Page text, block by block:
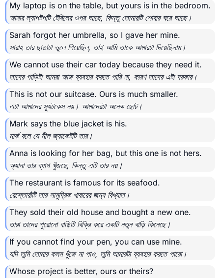
My laptop is on the table, but yours is in the bedroom.
আমার ল্যাপটপটি টেবিলের ওপর আছে, কিন্তু তোমারটি শোবার ঘরে আছে।
Sarah forgot her umbrella, so I gave her mine.
সারাহ তার ছাতাটা ভুলে গিয়েছিল, তাই আমি তাকে আমারটা দিয়েছিলাম।
We cannot use their car today because they need it.
তাদের গাড়িটা আমরা আজ ব্যবহার করতে পারি না, কারণ তাদের এটা দরকার।
This is not our suitcase. Ours is much smaller.
এটা আমাদের স্যুটকেস নয়। আমাদেরটা অনেক ছোট।
Mark says the blue jacket is his.
মার্ক বলে যে নীল জ্যাকেটটি তার।
Anna is looking for her bag, but this one is not hers.
অ্যানা তার ব্যাগ খুঁজছে, কিন্তু এটি তার নয়।
The restaurant is famous for its seafood.
রেস্তোরাঁটি তার সামুদ্রিক খাবারের জন্য বিখ্যাত।
They sold their old house and bought a new one.
তারা তাদের পুরোনো বাড়িটি বিক্রি করে একটি নতুন বাড়ি কিনেছে।
If you cannot find your pen, you can use mine.
যদি তুমি তোমার কলম খুঁজে না পাও, তুমি আমারটা ব্যবহার করতে পারো।
Whose project is better, ours or theirs?